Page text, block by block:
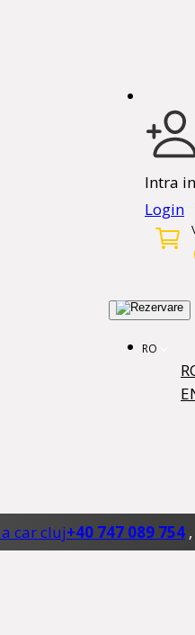
Intra
Login
RO
+40 747 089 754 ,